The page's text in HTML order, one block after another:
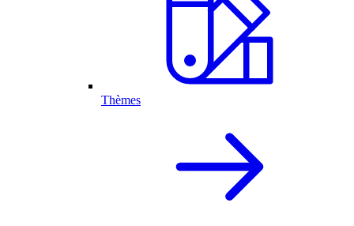
Thèmes